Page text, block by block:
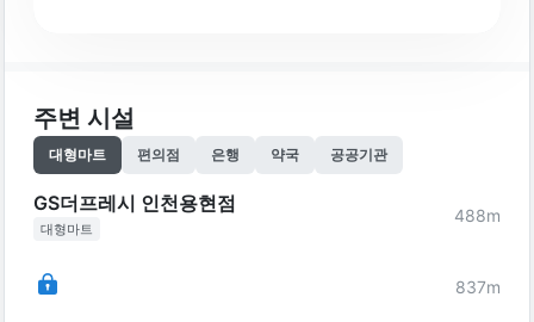
주변 시설
대형마트 편의점 은행 약국 공공기관
GS더프레시 인천용현점
대형마트
488m
837m